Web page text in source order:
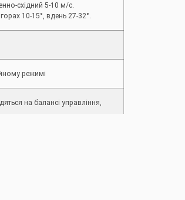
східний 5-10 м/с.
10-15°, вдень 27-32°.
режимі
на балансі управління,